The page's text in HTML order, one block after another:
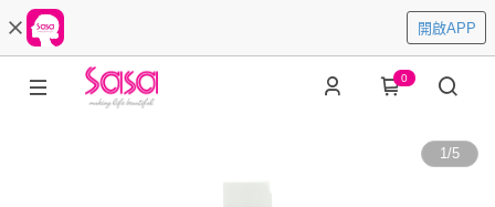
開啟APP
0
1/5